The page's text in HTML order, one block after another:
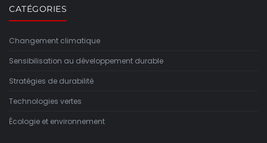
CATÉGORIES
Changement climatique
Sensibilisation au développement durable
Stratégies de durabilité
Technologies vertes
Écologie et environnement